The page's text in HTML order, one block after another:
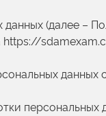
(далее –
https://
персональных